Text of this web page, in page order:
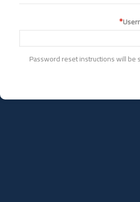
Password reset instructions will be